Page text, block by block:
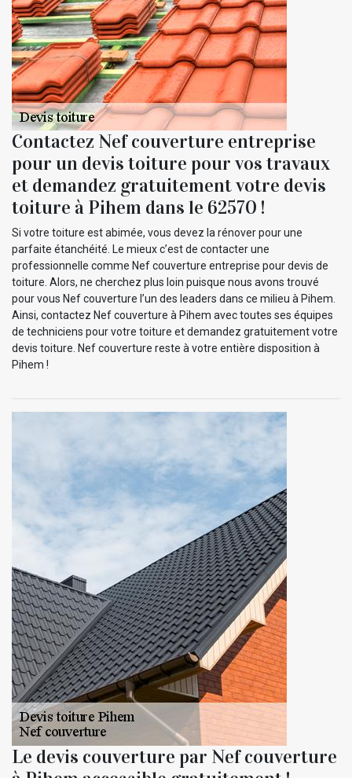
Contactez Nef couverture entreprise
pour un devis toiture pour vos travaux
et demandez gratuitement votre devis
toiture à Pihem dans le 62570 !
Si votre toiture est abimée, vous devez la rénover pour une
parfaite étanchéité. Le mieux c’est de contacter une
professionnelle comme Nef couverture entreprise pour devis de
toiture. Alors, ne cherchez plus loin puisque nous avons trouvé
pour vous Nef couverture l’un des leaders dans ce milieu à Pihem.
Ainsi, contactez Nef couverture à Pihem avec toutes ses équipes
de techniciens pour votre toiture et demandez gratuitement votre
devis toiture. Nef couverture reste à votre entière disposition à
Pihem !
Le devis couverture par Nef couverture